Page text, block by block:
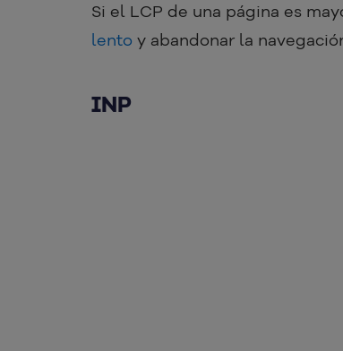
Si el LCP de una página es
lento y abandonar la
INP